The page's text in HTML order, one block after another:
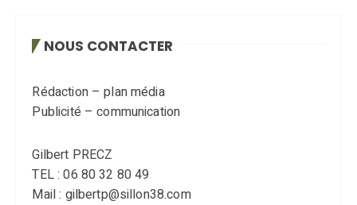
NOUS CONTACTER
Rédaction – plan média
Publicité – communication
Gilbert PRECZ
TEL : 06 80 32 80 49
Mail : gilbertp@sillon38.com